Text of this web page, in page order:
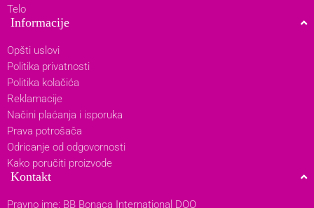
Telo
Informacije
Opšti uslovi
Politika privatnosti
Politika kolačića
Reklamacije
Načini plaćanja i isporuka
Prava potrošača
Odricanje od odgovornosti
Kako poručiti proizvode
Kontakt
Pravno ime: BB Bonaca International DOO